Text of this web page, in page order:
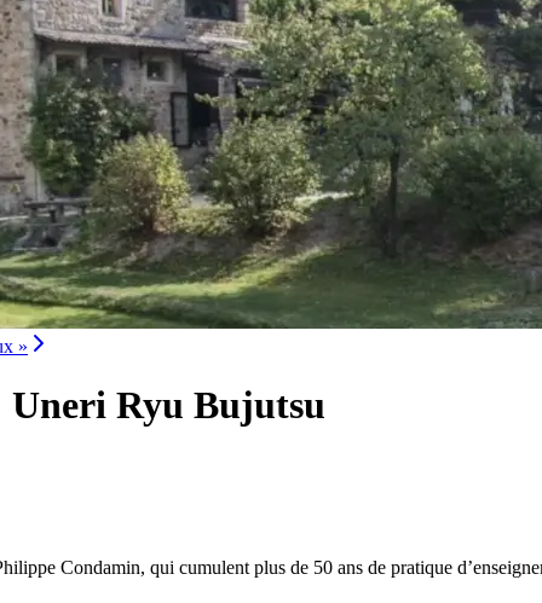
»
Ryu Bujutsu
Condamin, qui cumulent plus de 50 ans de pratique